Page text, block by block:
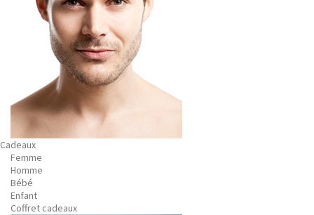
Cadeaux
Femme
Homme
Bébé
Enfant
Coffret cadeaux